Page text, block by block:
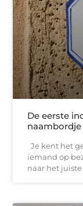
De eerste
Je kent het
iemand op
naar het juiste